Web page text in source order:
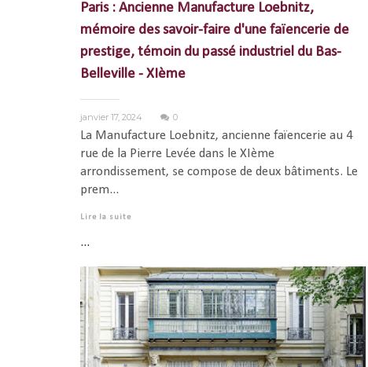
Paris : Ancienne Manufacture Loebnitz,
mémoire des savoir-faire d'une faïencerie de
prestige, témoin du passé industriel du Bas-
Belleville - XIème
janvier 17, 2024 0
La Manufacture Loebnitz, ancienne faïencerie au 4
rue de la Pierre Levée dans le XIème
arrondissement, se compose de deux bâtiments. Le
prem...
Lire la suite
...